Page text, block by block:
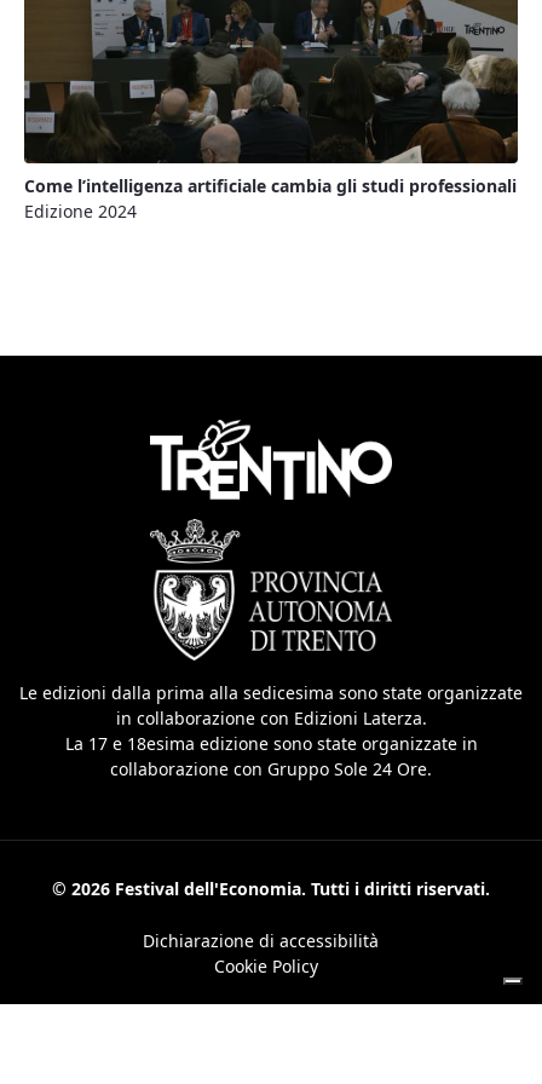
Come l’intelligenza artificiale cambia gli studi professionali
Edizione 2024
Le edizioni dalla prima alla sedicesima sono state organizzate
in collaborazione con Edizioni Laterza.
La 17 e 18esima edizione sono state organizzate in
collaborazione con Gruppo Sole 24 Ore.
© 2026 Festival dell'Economia. Tutti i diritti riservati.
Dichiarazione di accessibilità
Cookie Policy